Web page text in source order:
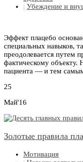
| Убеждение и
Эффект плацебо
специальных навыков,
преодолевается путем
фактическому объекту.
пациента — и тем
25
Май'16
Золотые правила
Мотивация